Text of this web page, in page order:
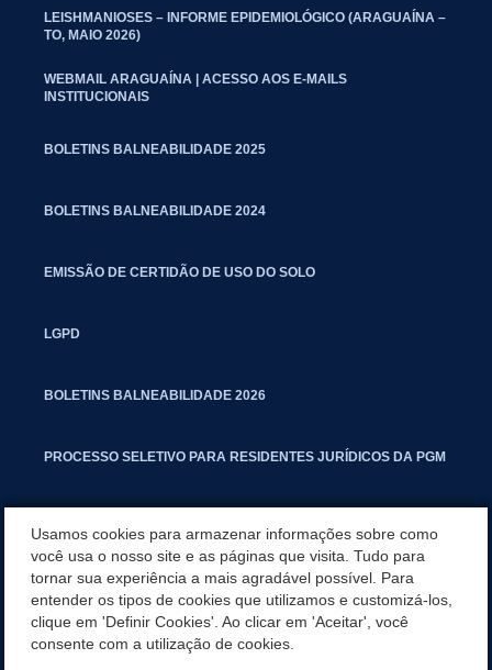
LEISHMANIOSES – INFORME EPIDEMIOLÓGICO (ARAGUAÍNA –
TO, MAIO 2026)
WEBMAIL ARAGUAÍNA | ACESSO AOS E-MAILS
INSTITUCIONAIS
BOLETINS BALNEABILIDADE 2025
BOLETINS BALNEABILIDADE 2024
EMISSÃO DE CERTIDÃO DE USO DO SOLO
LGPD
BOLETINS BALNEABILIDADE 2026
PROCESSO SELETIVO PARA RESIDENTES JURÍDICOS DA PGM
MANUAL DE PROCEDIMENTOS IMOBILIÁRIOS SEINFRA
TURMINHA DO LAGO
Usamos cookies para armazenar informações sobre como
você usa o nosso site e as páginas que visita. Tudo para
tornar sua experiência a mais agradável possível. Para
entender os tipos de cookies que utilizamos e customizá-los,
clique em 'Definir Cookies'. Ao clicar em 'Aceitar', você
consente com a utilização de cookies.